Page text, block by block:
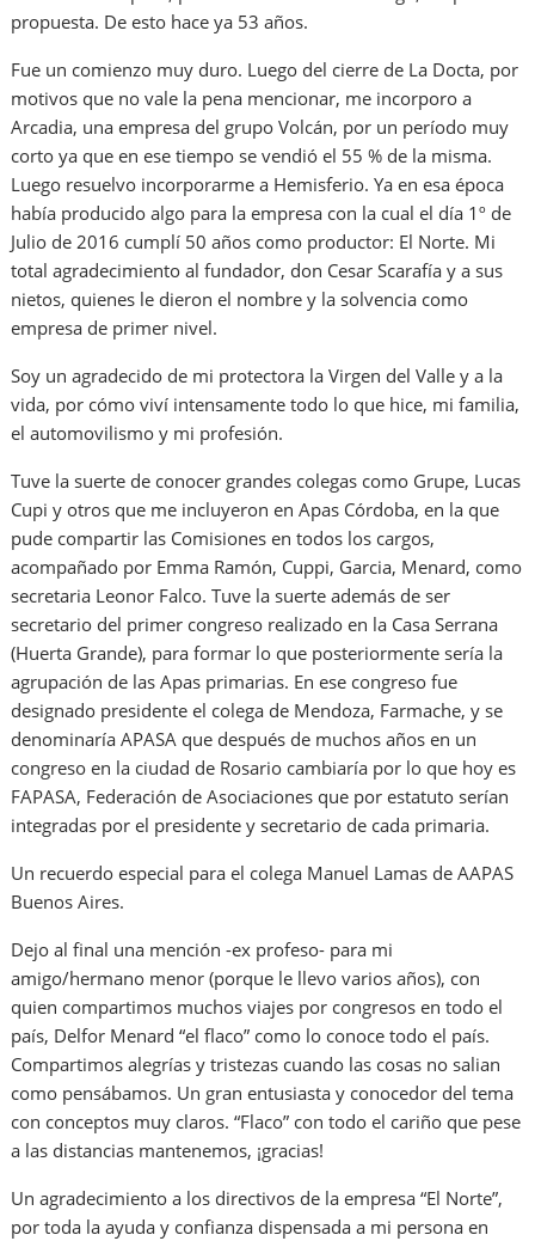
propuesta. De esto hace ya 53 años.
Fue un comienzo muy duro. Luego del cierre de La Docta, por
motivos que no vale la pena mencionar, me incorporo a
Arcadia, una empresa del grupo Volcán, por un período muy
corto ya que en ese tiempo se vendió el 55 % de la misma.
Luego resuelvo incorporarme a Hemisferio. Ya en esa época
había producido algo para la empresa con la cual el día 1º de
Julio de 2016 cumplí 50 años como productor: El Norte. Mi
total agradecimiento al fundador, don Cesar Scarafía y a sus
nietos, quienes le dieron el nombre y la solvencia como
empresa de primer nivel.
Soy un agradecido de mi protectora la Virgen del Valle y a la
vida, por cómo viví intensamente todo lo que hice, mi familia,
el automovilismo y mi profesión.
Tuve la suerte de conocer grandes colegas como Grupe, Lucas
Cupi y otros que me incluyeron en Apas Córdoba, en la que
pude compartir las Comisiones en todos los cargos,
acompañado por Emma Ramón, Cuppi, Garcia, Menard, como
secretaria Leonor Falco. Tuve la suerte además de ser
secretario del primer congreso realizado en la Casa Serrana
(Huerta Grande), para formar lo que posteriormente sería la
agrupación de las Apas primarias. En ese congreso fue
designado presidente el colega de Mendoza, Farmache, y se
denominaría APASA que después de muchos años en un
congreso en la ciudad de Rosario cambiaría por lo que hoy es
FAPASA, Federación de Asociaciones que por estatuto serían
integradas por el presidente y secretario de cada primaria.
Un recuerdo especial para el colega Manuel Lamas de AAPAS
Buenos Aires.
Dejo al final una mención -ex profeso- para mi
amigo/hermano menor (porque le llevo varios años), con
quien compartimos muchos viajes por congresos en todo el
país, Delfor Menard “el flaco” como lo conoce todo el país.
Compartimos alegrías y tristezas cuando las cosas no salian
como pensábamos. Un gran entusiasta y conocedor del tema
con conceptos muy claros. “Flaco” con todo el cariño que pese
a las distancias mantenemos, ¡gracias!
Un agradecimiento a los directivos de la empresa “El Norte”,
por toda la ayuda y confianza dispensada a mi persona en